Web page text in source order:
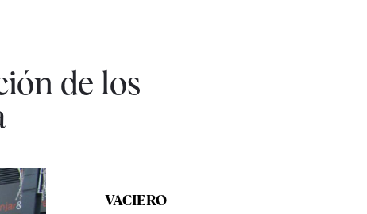
de los
VACIERO